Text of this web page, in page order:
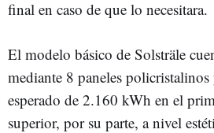
final en caso de que lo necesitara.
El modelo básico de Solsträle
mediante 8 paneles
esperado de 2.160 kWh en el
superior, por su parte, a nivel